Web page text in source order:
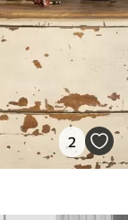
2